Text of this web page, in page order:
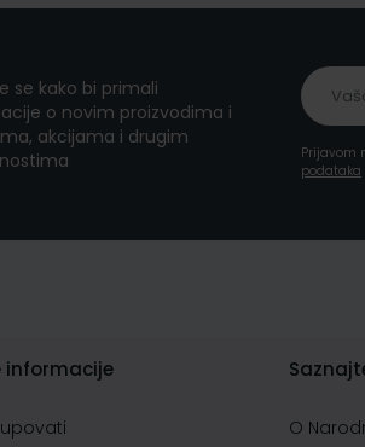
se kako bi primali
o novim proizvodima i
akcijama i drugim
Prijavom
podataka
informacije
O